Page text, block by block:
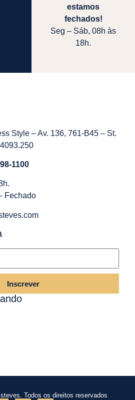
estamos
fechados!
Seg – Sáb, 08h às
18h.
Style – Av. 136, 761-B45 – St.
1100
Fechado
Inscrever
Todos os direitos reservados